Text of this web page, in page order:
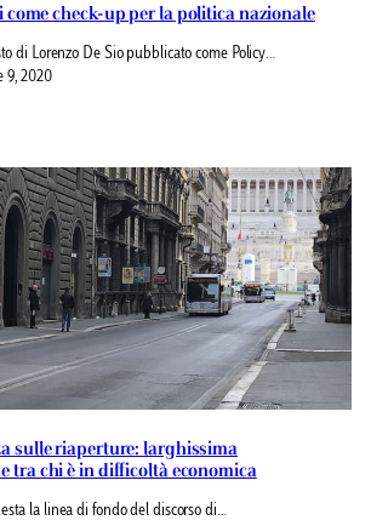
come check-up per la politica nazionale
di Lorenzo De Sio pubblicato come Policy…
9, 2020
sulle riaperture: larghissima
tra chi è in difficoltà economica
la linea di fondo del discorso di…